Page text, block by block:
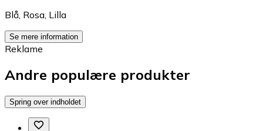
Blå Rosa Lilla
Se mere information
Reklame
Andre populære produkter
Spring over indholdet